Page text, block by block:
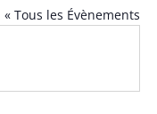
« Tous les Évènements